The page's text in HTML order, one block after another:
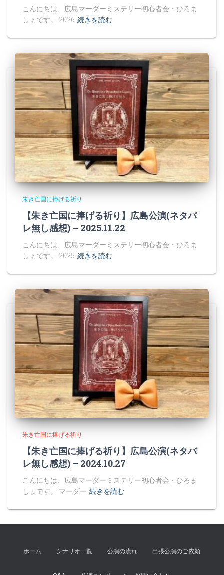
こんにちは、広島マーダーミステリー初心者会・ひろま
しょです。 2026 続きを読む
朱き亡国に捧げる祈り
【朱き亡国に捧げる祈り】広島公演(ネタバ
レ無し感想) – 2025.11.22
こんにちは、広島マーダーミステリー初心者会・ひろま
しょです。 2025 続きを読む
朱き亡国に捧げる祈り
【朱き亡国に捧げる祈り】広島公演(ネタバ
レ無し感想) – 2024.10.27
こんにちは、広島マーダーミステリー初心者会・ひろま
しょです。 マーダー 続きを読む
ホーム シナリオ一覧 公演の流れ 出張公演のご依頼